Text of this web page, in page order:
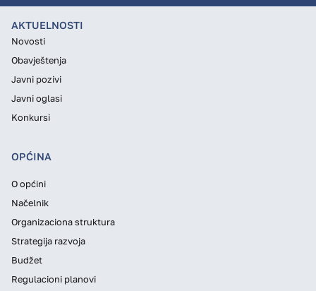
AKTUELNOSTI
Novosti
Obavještenja
Javni pozivi
Javni oglasi
Konkursi
OPĆINA
O općini
Načelnik
Organizaciona struktura
Strategija razvoja
Budžet
Regulacioni planovi